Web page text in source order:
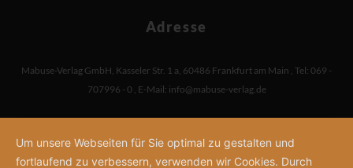
Adresse
Mabuse-Verlag GmbH, Kasseler Str. 1 a, 60486 Frankfurt am Main , Tel: 069 -
707996 - 0 , E-Mail: info@mabuse-verlag.de
Um unsere Webseiten für Sie optimal zu gestalten und
fortlaufend zu verbessern, verwenden wir Cookies. Durch